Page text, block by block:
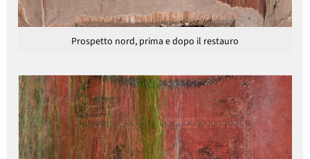
Prospetto nord, prima e dopo il restauro